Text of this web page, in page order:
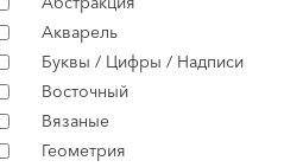
Акварель
Буквы / Цифры / Надписи
Восточный
Вязаные
Геометрия